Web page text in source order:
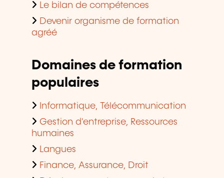
Le bilan de compétences
Devenir organisme de formation
agréé
Domaines de formation
populaires
Informatique, Télécommunication
Gestion d'entreprise, Ressources
humaines
Langues
Finance, Assurance, Droit